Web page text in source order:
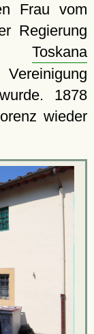
Frau vom
Regierung
Toskana
1878
wieder